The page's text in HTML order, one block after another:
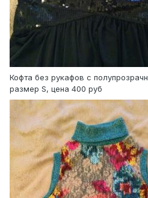
Кофта без рукафов с
размер S, цена 400 руб